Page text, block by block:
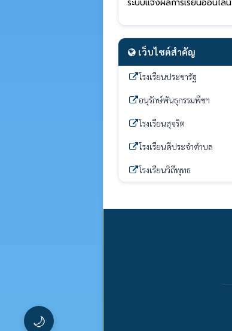
ระบบแจ้งผลการเรียนออนไลน์
เว็บไซต์สำคัญ
โรงเรียนประชารัฐ
อนุรักษ์พันธุกรรมพืชฯ
โรงเรียนสุจริต
โรงเรียนดีประจำตำบล
โรงเรียนวิถีพุทธ
🌙